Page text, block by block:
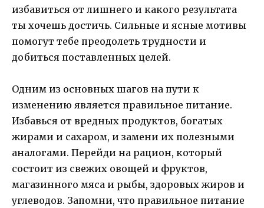
избавиться от лишнего и какого результата
ты хочешь достичь. Сильные и ясные мотивы
помогут тебе преодолеть трудности и
добиться поставленных целей.
Одним из основных шагов на пути к
изменению является правильное питание.
Избавься от вредных продуктов, богатых
жирами и сахаром, и замени их полезными
аналогами. Перейди на рацион, который
состоит из свежих овощей и фруктов,
магазинного мяса и рыбы, здоровых жиров и
углеводов. Запомни, что правильное питание